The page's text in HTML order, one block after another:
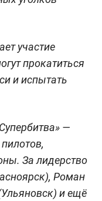
участие
прокатиться
и испытать
—
За лидерство
Роман
и ещё